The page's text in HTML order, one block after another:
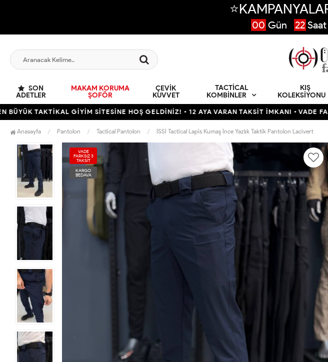
00 Gün 22 Saat
SON
ADETLER
MAKAM KORUMA
ŞOFÖR
ÇEVIK
KUVVET
TACTICAL
KOMBINLER
KIŞ
KOLEKSIYONU
GİYİM SİTESİNE HOŞ GELDİNİZ! • 12 AYA VARAN TAKSİT İMKANI • VADE FARKSIZ 3
Anasayfa Pantolon Tactical Pantolon İSSİ Tactical Lapis Kumaş İnce Yazlık Taktik Pantolon Lacivert
VADE
FARKSIZ 3
TAKSİT
KARGO
BEDAVA